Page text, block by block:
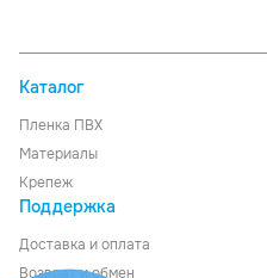
Каталог
Пленка ПВХ
Материалы
Крепеж
Поддержка
Доставка иоплата
Возврат и обмен